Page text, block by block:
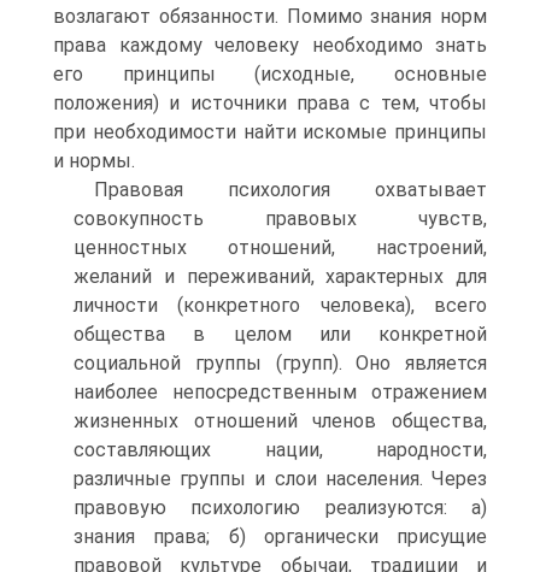
возлагают обязанности. Помимо знания норм
права каждому человеку необходимо знать
его принципы (исходные, основные
положения) и источники права с тем, чтобы
при необходимости найти искомые принципы
и нормы.
Правовая психология охватывает
совокупность правовых чувств,
ценностных отношений, настроений,
желаний и переживаний, характерных для
личности (конкретного человека), всего
общества в целом или конкретной
социальной группы (групп). Оно является
наиболее непосредственным отражением
жизненных отношений членов общества,
составляющих нации, народности,
различные группы и слои населения. Через
правовую психологию реализуются: а)
знания права; б) органически присущие
правовой культуре обычаи, традиции и